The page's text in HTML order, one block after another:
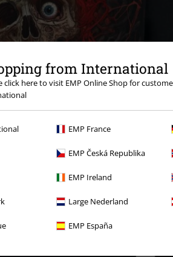
from International
click here to visit EMP Online Shop for
EMP France
EMP Česká Republika
EMP Ireland
Large Nederland
EMP España